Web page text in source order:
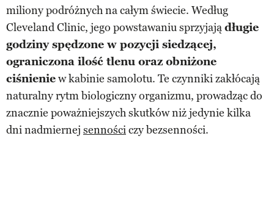
miliony podróżnych na całym świecie. Według
Cleveland Clinic, jego powstawaniu sprzyjajądługie
godziny spędzone w pozycji siedzącej,
ograniczona ilość tlenu oraz obniżone
ciśnieniew kabinie samolotu. Te czynniki zakłócają
naturalny rytm biologiczny organizmu, prowadząc do
znacznie poważniejszych skutków niż jedynie kilka
dni nadmiernej sennościczy bezsenności.